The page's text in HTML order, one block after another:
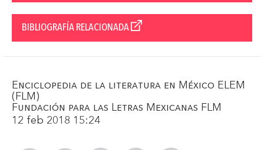
BIBLIOGRAFÍA RELACIONADA
Enciclopedia de la literatura en México ELEM
(FLM)
Fundación para las Letras Mexicanas FLM
12 feb 2018 15:24